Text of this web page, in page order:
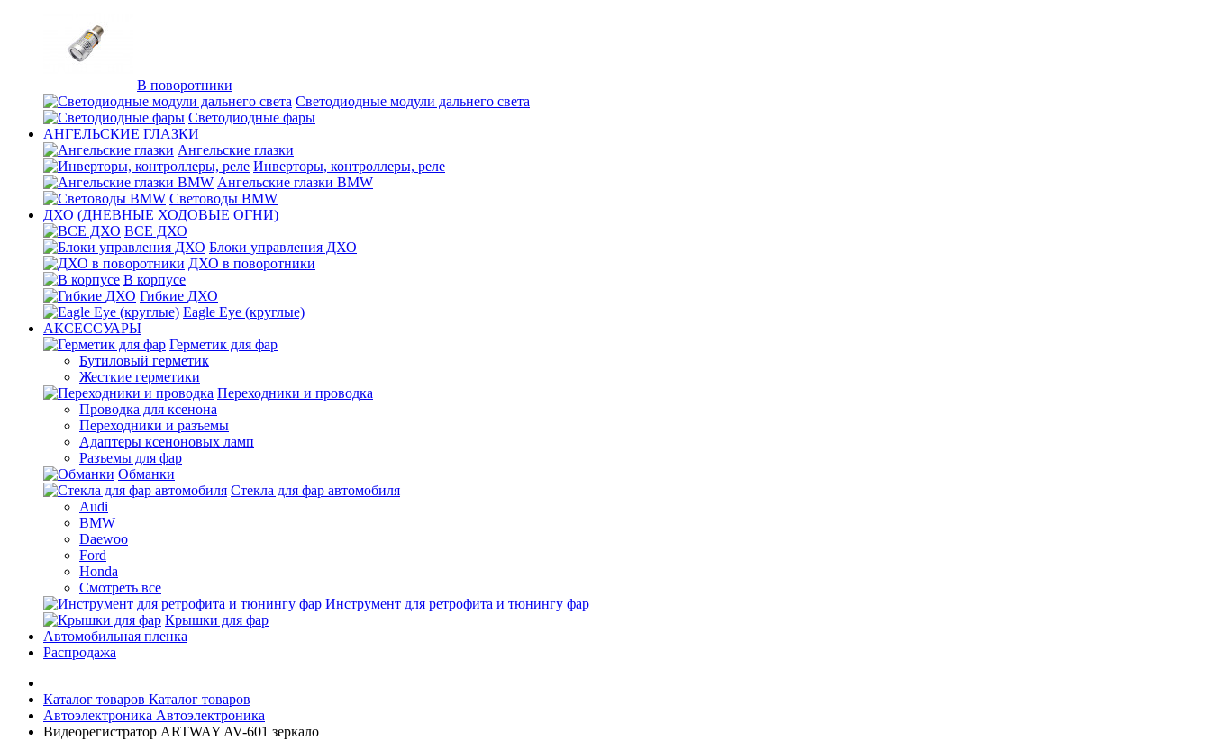
В поворотники
Светодиодные модули дальнего света
Светодиодные фары
АНГЕЛЬСКИЕ ГЛАЗКИ
Ангельские глазки
Инверторы, контроллеры, реле
Ангельские глазки BMW
Световоды BMW
ДХО (ДНЕВНЫЕ ХОДОВЫЕ ОГНИ)
ВСЕ ДХО
Блоки управления ДХО
ДХО в поворотники
В корпусе
Гибкие ДХО
Eagle Eye (круглые)
АКСЕССУАРЫ
Герметик для фар
Бутиловый герметик
Жесткие герметики
Переходники и проводка
Проводка для ксенона
Переходники и разъемы
Адаптеры ксеноновых ламп
Разъемы для фар
Обманки
Стекла для фар автомобиля
Audi
BMW
Daewoo
Ford
Honda
Смотреть все
Инструмент для ретрофита и тюнингу фар
Крышки для фар
Автомобильная пленка
Распродажа
Каталог товаров Каталог товаров
Автоэлектроника Автоэлектроника
Видеорегистратор ARTWAY AV-601 зеркало